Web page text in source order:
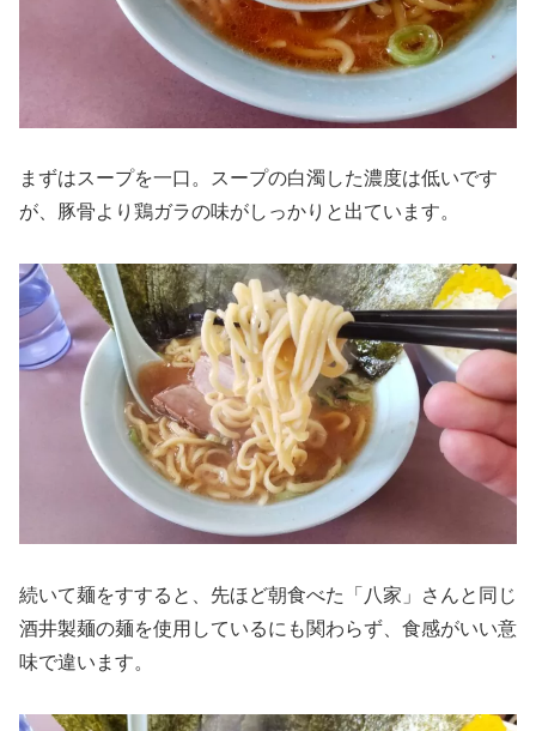
まずはスープを一口。スープの白濁した濃度は低いです
が、豚骨より鶏ガラの味がしっかりと出ています。
続いて麺をすすると、先ほど朝食べた「八家」さんと同じ
酒井製麺の麺を使用しているにも関わらず、食感がいい意
味で違います。